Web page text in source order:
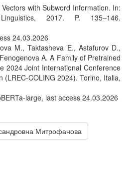
with Subword Information. In:
2017. P. 135–146.
24.03.2026
M., Taktasheva E., Astafurov D.,
A. A Family of Pretrained
2024 Joint International Conference
COLING 2024). Torino, Italia,
large, last access 24.03.2026
Митрофанова